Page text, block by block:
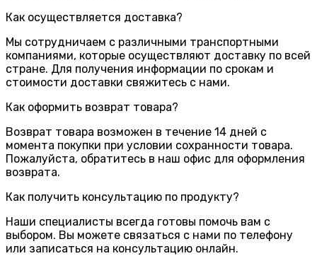
Как осуществляется доставка?
Мы сотрудничаем с различными транспортными
компаниями, которые осуществляют доставку по всей
стране. Для получения информации по срокам и
стоимости доставки свяжитесь с нами.
Как оформить возврат товара?
Возврат товара возможен в течение 14 дней с
момента покупки при условии сохранности товара.
Пожалуйста, обратитесь в наш офис для оформления
возврата.
Как получить консультацию по продукту?
Наши специалисты всегда готовы помочь вам с
выбором. Вы можете связаться с нами по телефону
или записаться на консультацию онлайн.